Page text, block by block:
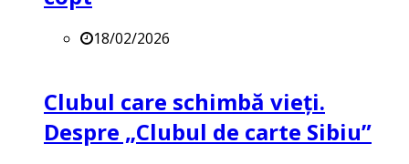
18/02/2026
Clubul care schimbă vieți.
Despre „Clubul de carte Sibiu”